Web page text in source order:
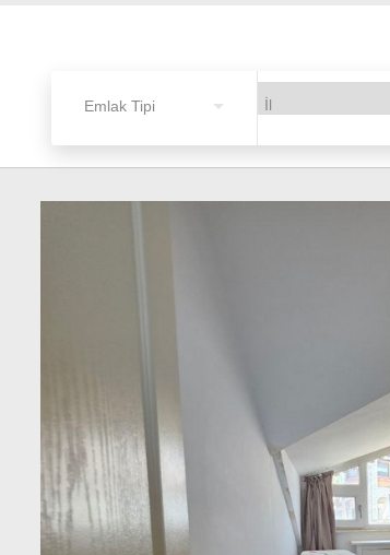
Emlak Tipi